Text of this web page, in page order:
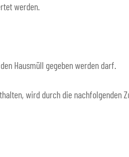
werden.
Hausmüll gegeben werden darf.
wird durch die nachfolgenden